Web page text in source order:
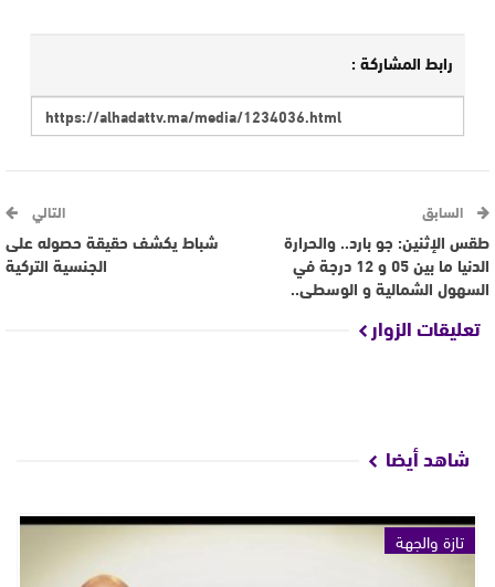
رابط المشاركة :
السابق
طقس الإثنين: جو بارد.. والحرارة
الدنيا ما بين 05 و 12 درجة في
السهول الشمالية و الوسطى..
التالي
شباط يكشف حقيقة حصوله على
الجنسية التركية
تعليقات الزوار
شاهد أيضا
تازة والجهة